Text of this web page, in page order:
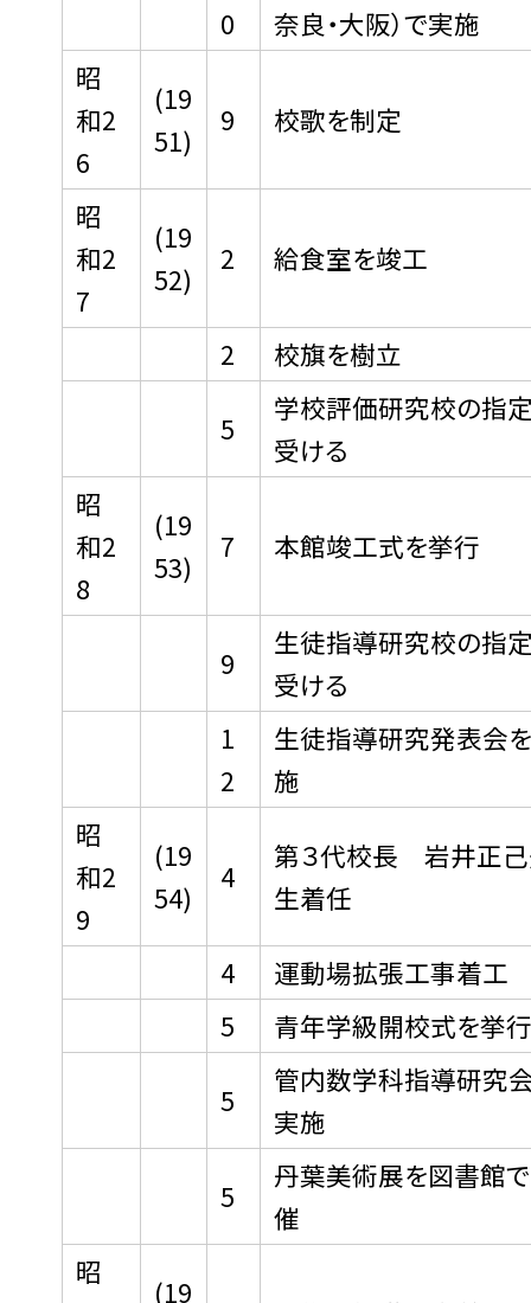
0
奈良・大阪）で実施
昭
和2
6
(19
51)
9 校歌を制定
昭
和2
7
(19
52)
2 給食室を竣工
2 校旗を樹立
5
学校評価研究校の指
受ける
昭
和2
8
(19
53)
7 本館竣工式を挙行
9
生徒指導研究校の指
受ける
1
2
生徒指導研究発表会
施
昭
和2
9
(19
54)
4
第３代校長 岩井正
生着任
4
運動場拡張工事着工
5
青年学級開校式を挙行
5
管内数学科指導研究
実施
5
丹葉美術展を図書館
催
昭
(19